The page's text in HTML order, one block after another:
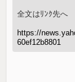
全文はﾘﾝｸ先へ
https://
60ef12b8801